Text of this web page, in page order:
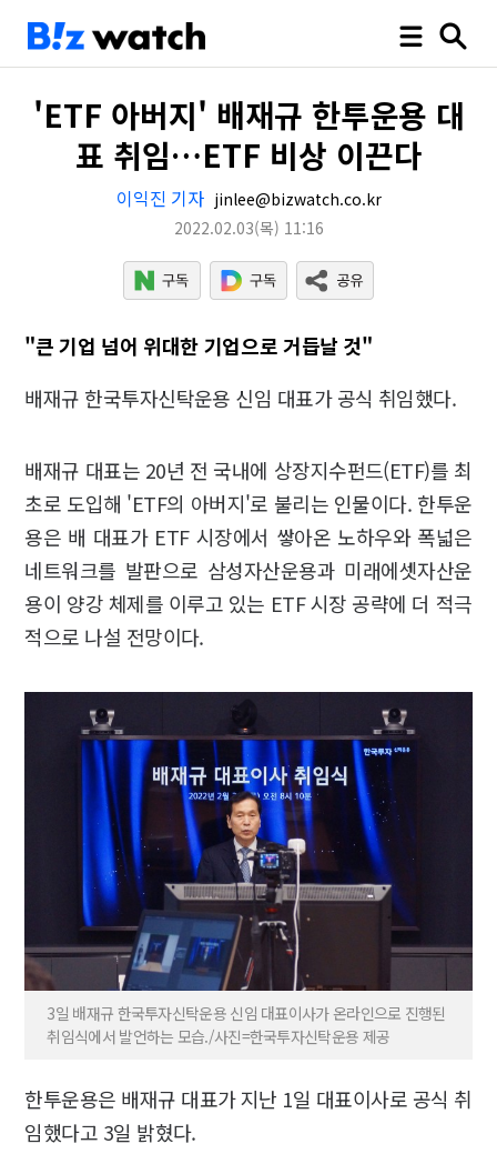
'ETF 아버지' 배재규 한투운용 대
표 취임…ETF 비상 이끈다
이익진 기자 jinlee@bizwatch.co.kr
2022.02.03(목) 11:16
"큰 기업 넘어 위대한 기업으로 거듭날 것"
배재규 한국투자신탁운용 신임 대표가 공식 취임했다.
배재규 대표는 20년 전 국내에 상장지수펀드(ETF)를 최
초로 도입해 'ETF의 아버지'로 불리는 인물이다. 한투운
용은 배 대표가 ETF 시장에서 쌓아온 노하우와 폭넓은
네트워크를 발판으로 삼성자산운용과 미래에셋자산운
용이 양강 체제를 이루고 있는 ETF 시장 공략에 더 적극
적으로 나설 전망이다.
3일 배재규 한국투자신탁운용 신임 대표이사가 온라인으로 진행된
취임식에서 발언하는 모습./사진=한국투자신탁운용 제공
한투운용은 배재규 대표가 지난 1일 대표이사로 공식 취
임했다고 3일 밝혔다.